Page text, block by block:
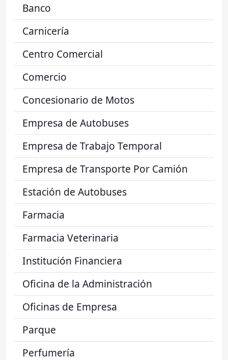
Banco
Carnicería
Centro Comercial
Comercio
Concesionario de Motos
Empresa de Autobuses
Empresa de Trabajo Temporal
Empresa de Transporte Por Camión
Estación de Autobuses
Farmacia
Farmacia Veterinaria
Institución Financiera
Oficina de la Administración
Oficinas de Empresa
Parque
Perfumería